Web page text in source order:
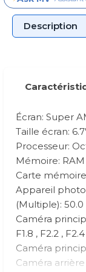
Description
Écran: Super
Taille écran:
Processeur:
Mémoire: RAM
Carte
Appareil
(Multiple): 50.0
Caméra
F1.8 , F2.2 , F2.4
Caméra
Caméra arrière